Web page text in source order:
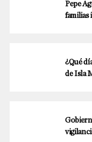
Pepe
familias
¿Qué
de Isla